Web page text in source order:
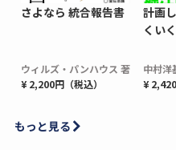
さよなら 統合報告書
ウィルズ・パンハウス 著
¥ 2,200円（税込）
計画
くいく
中村洋
¥
もっと見る